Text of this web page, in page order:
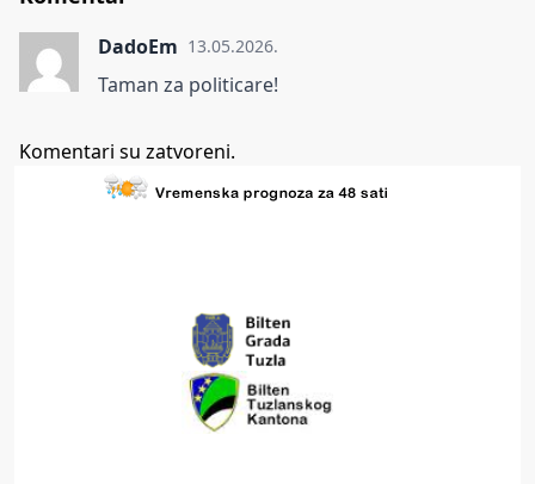
DadoEm 13.05.2026.
Taman za politicare!
Komentari su zatvoreni.